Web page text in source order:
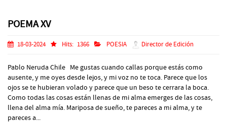
POEMA XV
18-03-2024 Hits: 1366 POESIA Director de Edición
Pablo Neruda Chile Me gustas cuando callas porque estás como
ausente, y me oyes desde lejos, y mi voz no te toca. Parece que los
ojos se te hubieran volado y parece que un beso te cerrara la boca.
Como todas las cosas están llenas de mi alma emerges de las cosas,
llena del alma mía. Mariposa de sueño, te pareces a mi alma, y te
pareces a...